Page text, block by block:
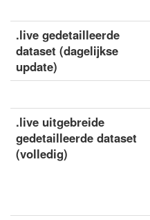
.live gedetailleerde
dataset (dagelijkse
update)
.live uitgebreide
gedetailleerde dataset
(volledig)